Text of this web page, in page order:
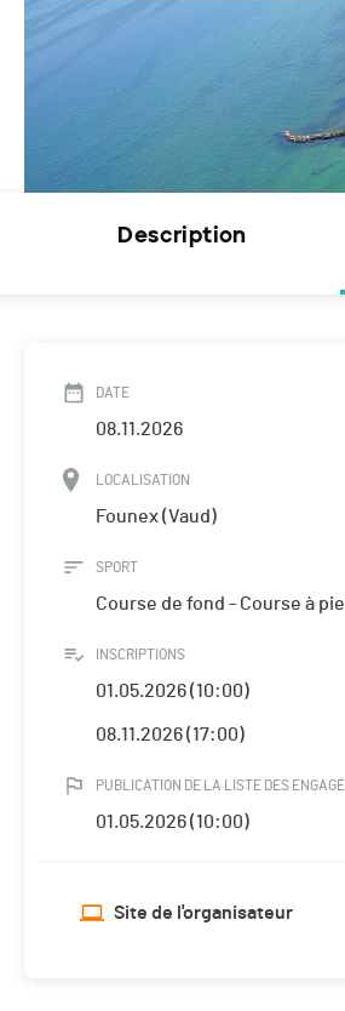
Description
DATE
08.11.2026
LOCALISATION
Founex (Vaud)
SPORT
Course de fond - Course à
INSCRIPTIONS
01.05.2026 (10:00)
08.11.2026 (17:00)
PUBLICATION DE LA LISTE DES
01.05.2026 (10:00)
Site de l'organisateur